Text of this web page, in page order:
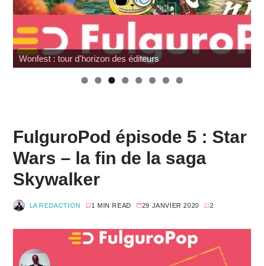
Wonfest : tour d'horizon des éditeurs
FulguroPod épisode 5 : Star
Wars – la fin de la saga
Skywalker
LA REDACTION 1 MIN READ 29 JANVIER 2020 2